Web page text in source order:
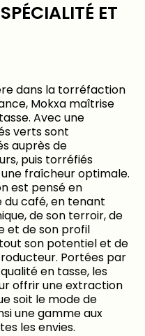
ET
dans la torréfaction
Mokxa maîtrise
Avec une
verts sont
auprès de
puis torréfiés
fraîcheur optimale.
est pensé en
café, en tenant
de son terroir, de
et de son profil
son potentiel et de
Portées par
en tasse, les
offrir une extraction
soit le mode de
une gamme aux
les envies.